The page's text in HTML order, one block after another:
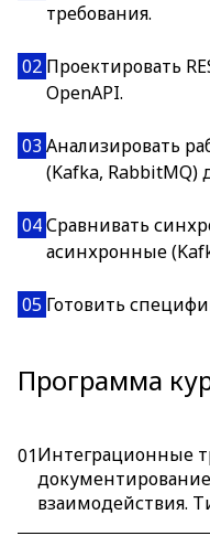
требования.
02 Проектировать
OpenAPI.
03 Анализировать
(Kafka, RabbitMQ)
04Сравнивать
асинхронные
05 Готовить
Программа
01Интеграционные
взаимодействия.